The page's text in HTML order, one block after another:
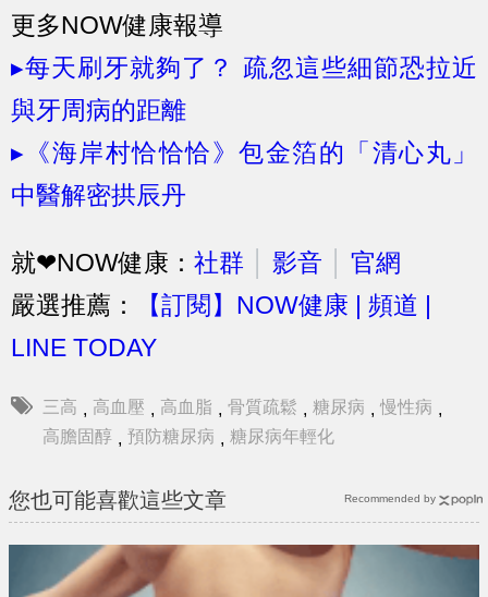
更多NOW健康報導
▸每天刷牙就夠了？ 疏忽這些細節恐拉近
與牙周病的距離
▸《海岸村恰恰恰》包金箔的「清心丸」
中醫解密拱辰丹
就❤NOW健康： 社群 影音
官網
嚴選推薦：
【訂閱】NOW健康 | 頻道 |
LINE TODAY
三高 , 高血壓 , 高血脂 , 骨質疏鬆 , 糖尿病 , 慢性病 ,
高膽固醇 , 預防糖尿病 , 糖尿病年輕化
您也可能喜歡這些文章 Recommended by